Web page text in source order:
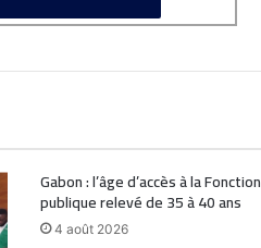
Gabon : l’âge d’accès à la Fonction
publique relevé de 35 à 40 ans
4 août 2026